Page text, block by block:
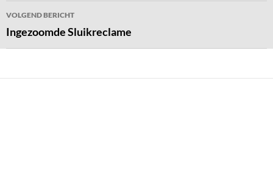
VOLGEND BERICHT
Ingezoomde Sluikreclame